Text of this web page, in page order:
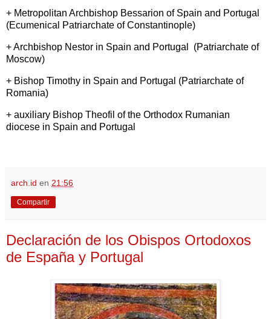
+ Metropolitan Archbishop Bessarion of Spain and Portugal
(Ecumenical Patriarchate of Constantinople)
+ Αrchbishop Nestor in Spain and Portugal
(Patriarchate of
Moscow)
+ Bishop Timothy in Spain and Portugal (Patriarchate of
Romania)
+ auxiliary Bishop Theofil of the Orthodox Rumanian
diocese in Spain and Portugal
arch.id en 21:56
Compartir
Declaración de los Obispos Ortodoxos
de España y Portugal